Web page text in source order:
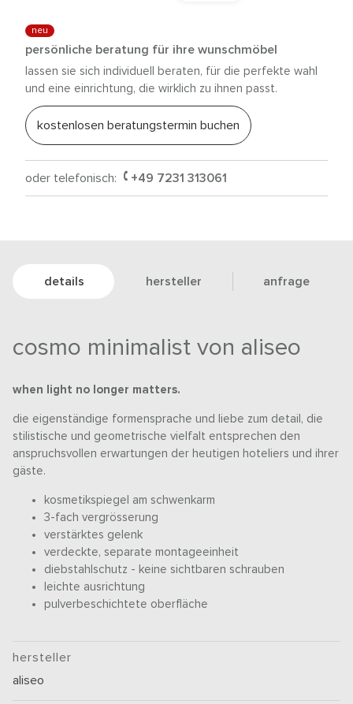
neu
persönliche beratung für ihre wunschmöbel
lassen sie sich individuell beraten, für die perfekte wahl
und eine einrichtung, die wirklich zu ihnen passt.
kostenlosen beratungstermin buchen
oder telefonisch: +49 7231 313061
details hersteller anfrage
cosmo minimalist von aliseo
when light no longer matters.
die eigenständige formensprache und liebe zum detail, die
stilistische und geometrische vielfalt entsprechen den
anspruchsvollen erwartungen der heutigen hoteliers und ihrer
gäste.
kosmetikspiegel am schwenkarm
3-fach vergrösserung
verstärktes gelenk
verdeckte, separate montageeinheit
diebstahlschutz - keine sichtbaren schrauben
leichte ausrichtung
pulverbeschichtete oberfläche
hersteller
aliseo